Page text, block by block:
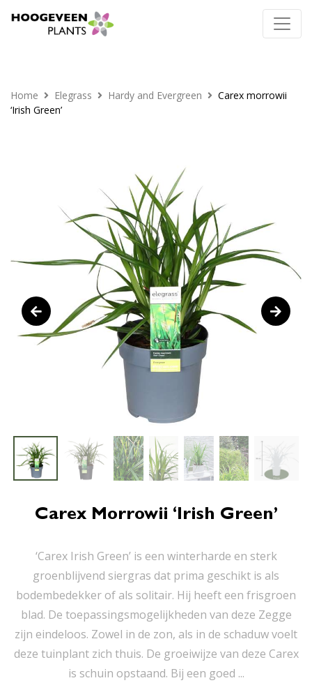
Home Elegrass Hardy and Evergreen
Carex morrowii
‘Irish Green’
Carex Morrowii ‘Irish Green’
‘Carex Irish Green’ is een winterharde en sterk
groenblijvend siergras dat prima geschikt is als
bodembedekker of als solitair. Hij heeft een frisgroen
blad. De toepassingsmogelijkheden van deze Zegge
zijn eindeloos. Zowel in de zon, als in de schaduw voelt
deze tuinplant zich thuis. De groeiwijze van deze Carex
is schuin opstaand. Bij een goed ...